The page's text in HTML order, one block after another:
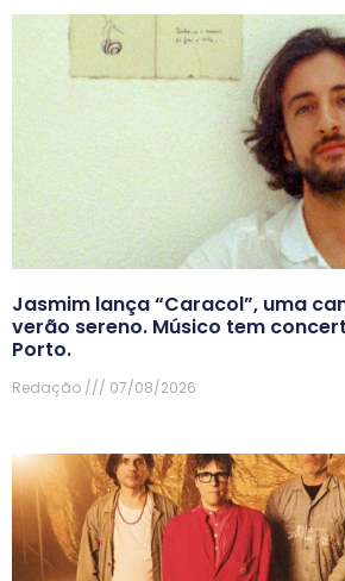
Jasmim lança “Caracol”, uma
verão sereno. Músico tem
Porto.
Redação 07/08/2026